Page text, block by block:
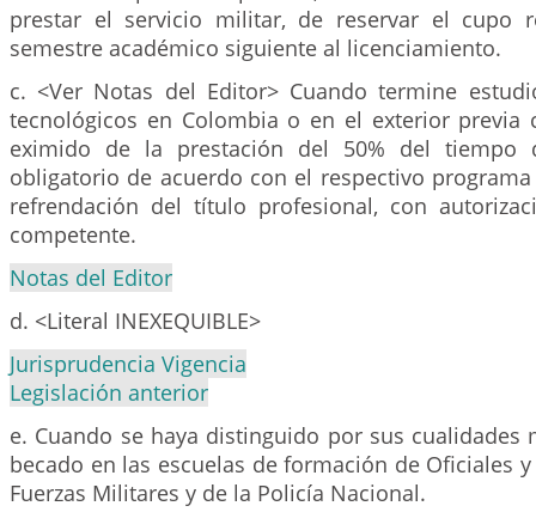
prestar el servicio militar, de reservar el cupo
semestre académico siguiente al licenciamiento.
c. <Ver Notas del Editor> Cuando termine
tecnológicos en Colombia o en el exterior previa
eximido de la prestación del 50% del tiempo
obligatorio de acuerdo con el respectivo
refrendación del título profesional, con
competente.
Notas del Editor
d. <Literal INEXEQUIBLE>
Jurisprudencia Vigencia
Legislación anterior
e. Cuando se haya distinguido por sus cualidades
becado en las escuelas de formación de Oficiales
Fuerzas Militares y de la Policía Nacional.